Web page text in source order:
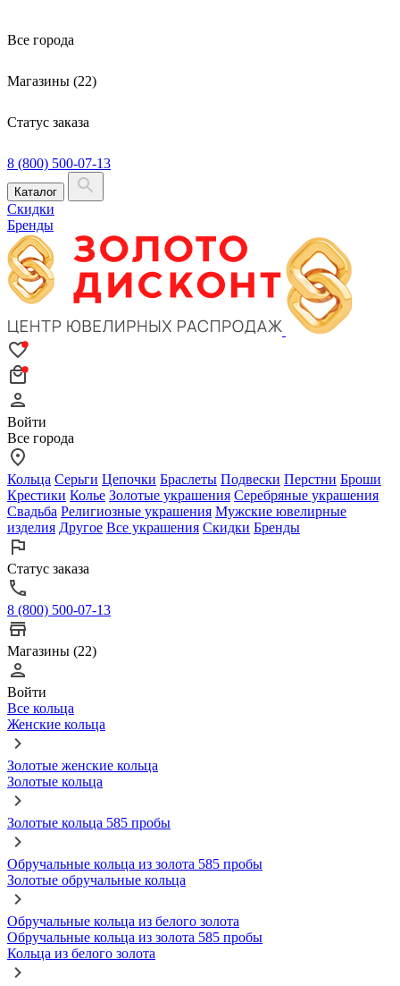
Все города
Магазины (22)
Статус заказа
8 (800) 500-07-13
Каталог
Скидки
Бренды
Войти
Все города
Кольца Серьги Цепочки Браслеты Подвески Перстни Броши
Крестики Колье Золотые украшения Серебряные украшения
Свадьба Религиозные украшения Мужские ювелирные
изделия Другое Все украшения Скидки Бренды
Статус заказа
8 (800) 500-07-13
Магазины (22)
Войти
Все кольца
Женские кольца
Золотые женские кольца
Золотые кольца
Золотые кольца 585 пробы
Обручальные кольца из золота 585 пробы
Золотые обручальные кольца
Обручальные кольца из белого золота
Обручальные кольца из золота 585 пробы
Кольца из белого золота